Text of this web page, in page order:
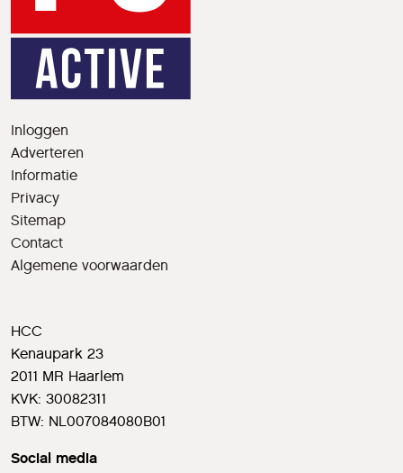
Inloggen
Adverteren
Informatie
Privacy
Sitemap
Contact
Algemene voorwaarden
HCC
Kenaupark 23
2011 MR Haarlem
KVK: 30082311
BTW: NL007084080B01
Social media